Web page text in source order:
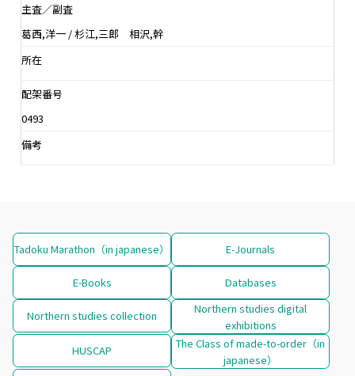
主査／副査
葛西,洋一 / 杉江,三郎 相沢,幹
所在
配架番号
0493
備考
Tadoku Marathon（in japanese） E-Journals
E-Books Databases
Northern studies collection
Northern studies digital
exhibitions
HUSCAP
The Class of made-to-order（in
japanese）